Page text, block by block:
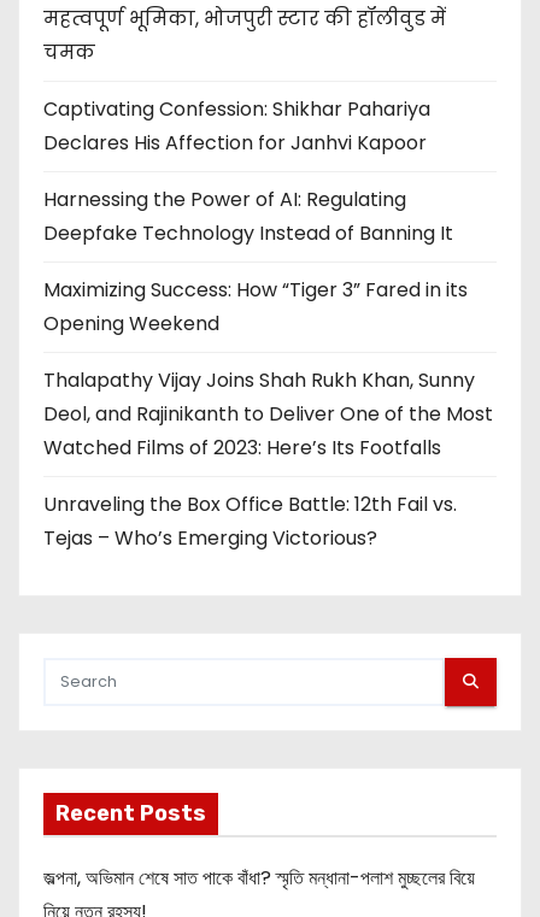
महत्वपूर्ण भूमिका, भोजपुरी स्टार की हॉलीवुड में
चमक
Captivating Confession: Shikhar Pahariya
Declares His Affection for Janhvi Kapoor
Harnessing the Power of AI: Regulating
Deepfake Technology Instead of Banning It
Maximizing Success: How “Tiger 3” Fared in its
Opening Weekend
Thalapathy Vijay Joins Shah Rukh Khan, Sunny
Deol, and Rajinikanth to Deliver One of the Most
Watched Films of 2023: Here’s Its Footfalls
Unraveling the Box Office Battle: 12th Fail vs.
Tejas – Who’s Emerging Victorious?
Recent Posts
জল্পনা, অভিমান শেষে সাত পাকে বাঁধা? স্মৃতি মন্ধানা-পলাশ মুচ্ছলের বিয়ে
নিয়ে নতুন রহস্য!